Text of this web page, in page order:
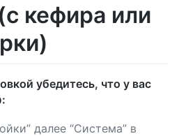
кефира или
убедитесь, что у вас
далее “Система” в